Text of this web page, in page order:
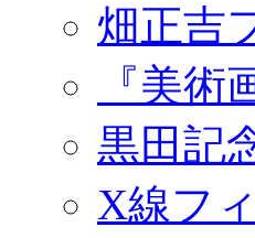
畑正吉
『美
黒田記
X線フ